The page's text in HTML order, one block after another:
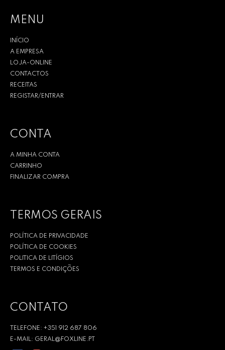
MENU
INÍCIO
A EMPRESA
LOJA-ONLINE
CONTACTOS
RECEITAS
REGISTAR/ENTRAR
CONTA
A MINHA CONTA
CARRINHO
FINALIZAR COMPRA
TERMOS GERAIS
POLÍTICA DE PRIVACIDADE
POLÍTICA DE COOKIES
POLITICA DE LITÍGIOS
TERMOS E CONDIÇÕES
CONTATO
TELEFONE: +351 912 687 806
E-MAIL: GERAL@FOXLINE.PT